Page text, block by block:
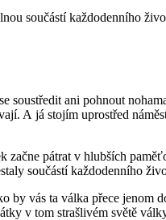
součástí každodenního
ani pohnout
A já stojím uprostřed
začne pátrat v hlubších
součástí každodenního
vás ta válka přece jenom
v tom strašlivém světě